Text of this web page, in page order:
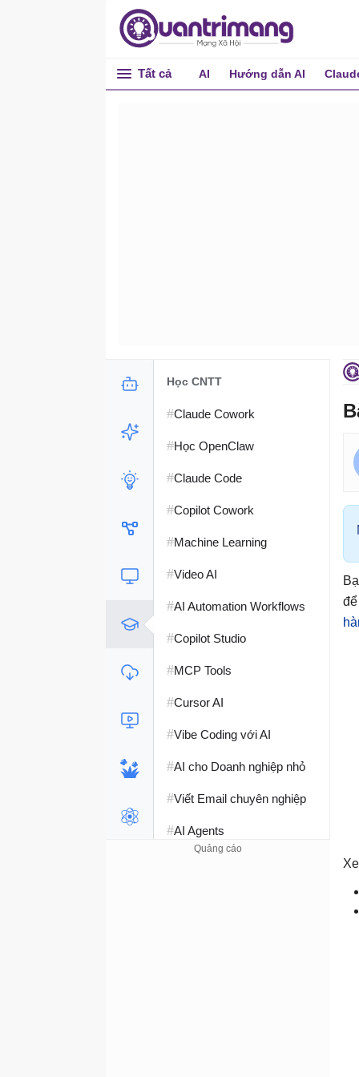
Tất cả AI Hướng dẫn AI
Học CNTT
#Claude Cowork
#Học OpenClaw
#Claude Code
#Copilot Cowork
#Machine Learning
#Video AI
#AI Automation Workflows
#Copilot Studio
#MCP Tools
#Cursor AI
#Vibe Coding với AI
#AI cho Doanh nghiệp nhỏ
#Viết Email chuyên nghiệp
#AI Agents